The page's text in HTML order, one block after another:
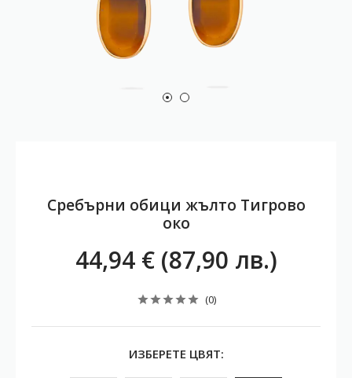
Сребърни обици жълто Тигрово
око
44,94 € (87,90 лв.)
(0)
ИЗБЕРЕТЕ ЦВЯТ: